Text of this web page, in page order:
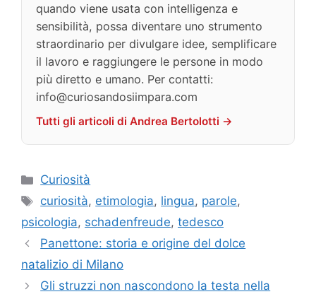
quando viene usata con intelligenza e
sensibilità, possa diventare uno strumento
straordinario per divulgare idee, semplificare
il lavoro e raggiungere le persone in modo
più diretto e umano. Per contatti:
info@curiosandosiimpara.com
Tutti gli articoli di Andrea Bertolotti →
Categorie
Curiosità
Tag
curiosità, etimologia, lingua, parole,
psicologia, schadenfreude, tedesco
Panettone: storia e origine del dolce
natalizio di Milano
Gli struzzi non nascondono la testa nella